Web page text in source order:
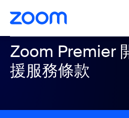
至主要內容
至協助聊天
Zoom Premier
援服務條款